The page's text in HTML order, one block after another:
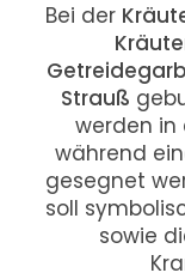
Bei der
Strauß
werden in
während
gesegnet
soll
sowie